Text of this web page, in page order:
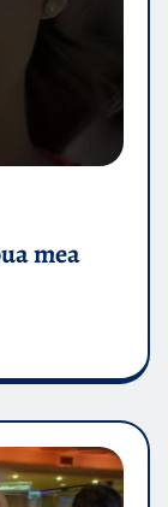
mea